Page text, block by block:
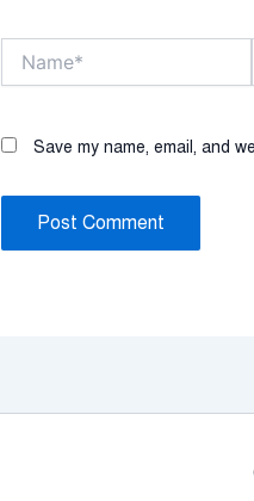
Save my name, email, and